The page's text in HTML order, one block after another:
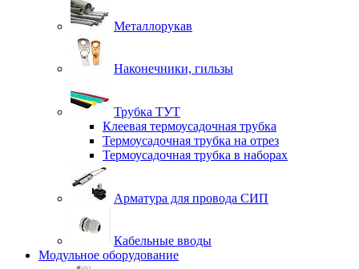
Металлорукав
Наконечники, гильзы
Трубка ТУТ
Клеевая термоусадочная трубка
Термоусадочная трубка на отрез
Термоусадочная трубка в наборах
Арматура для провода СИП
Кабельные вводы
Модульное оборудование